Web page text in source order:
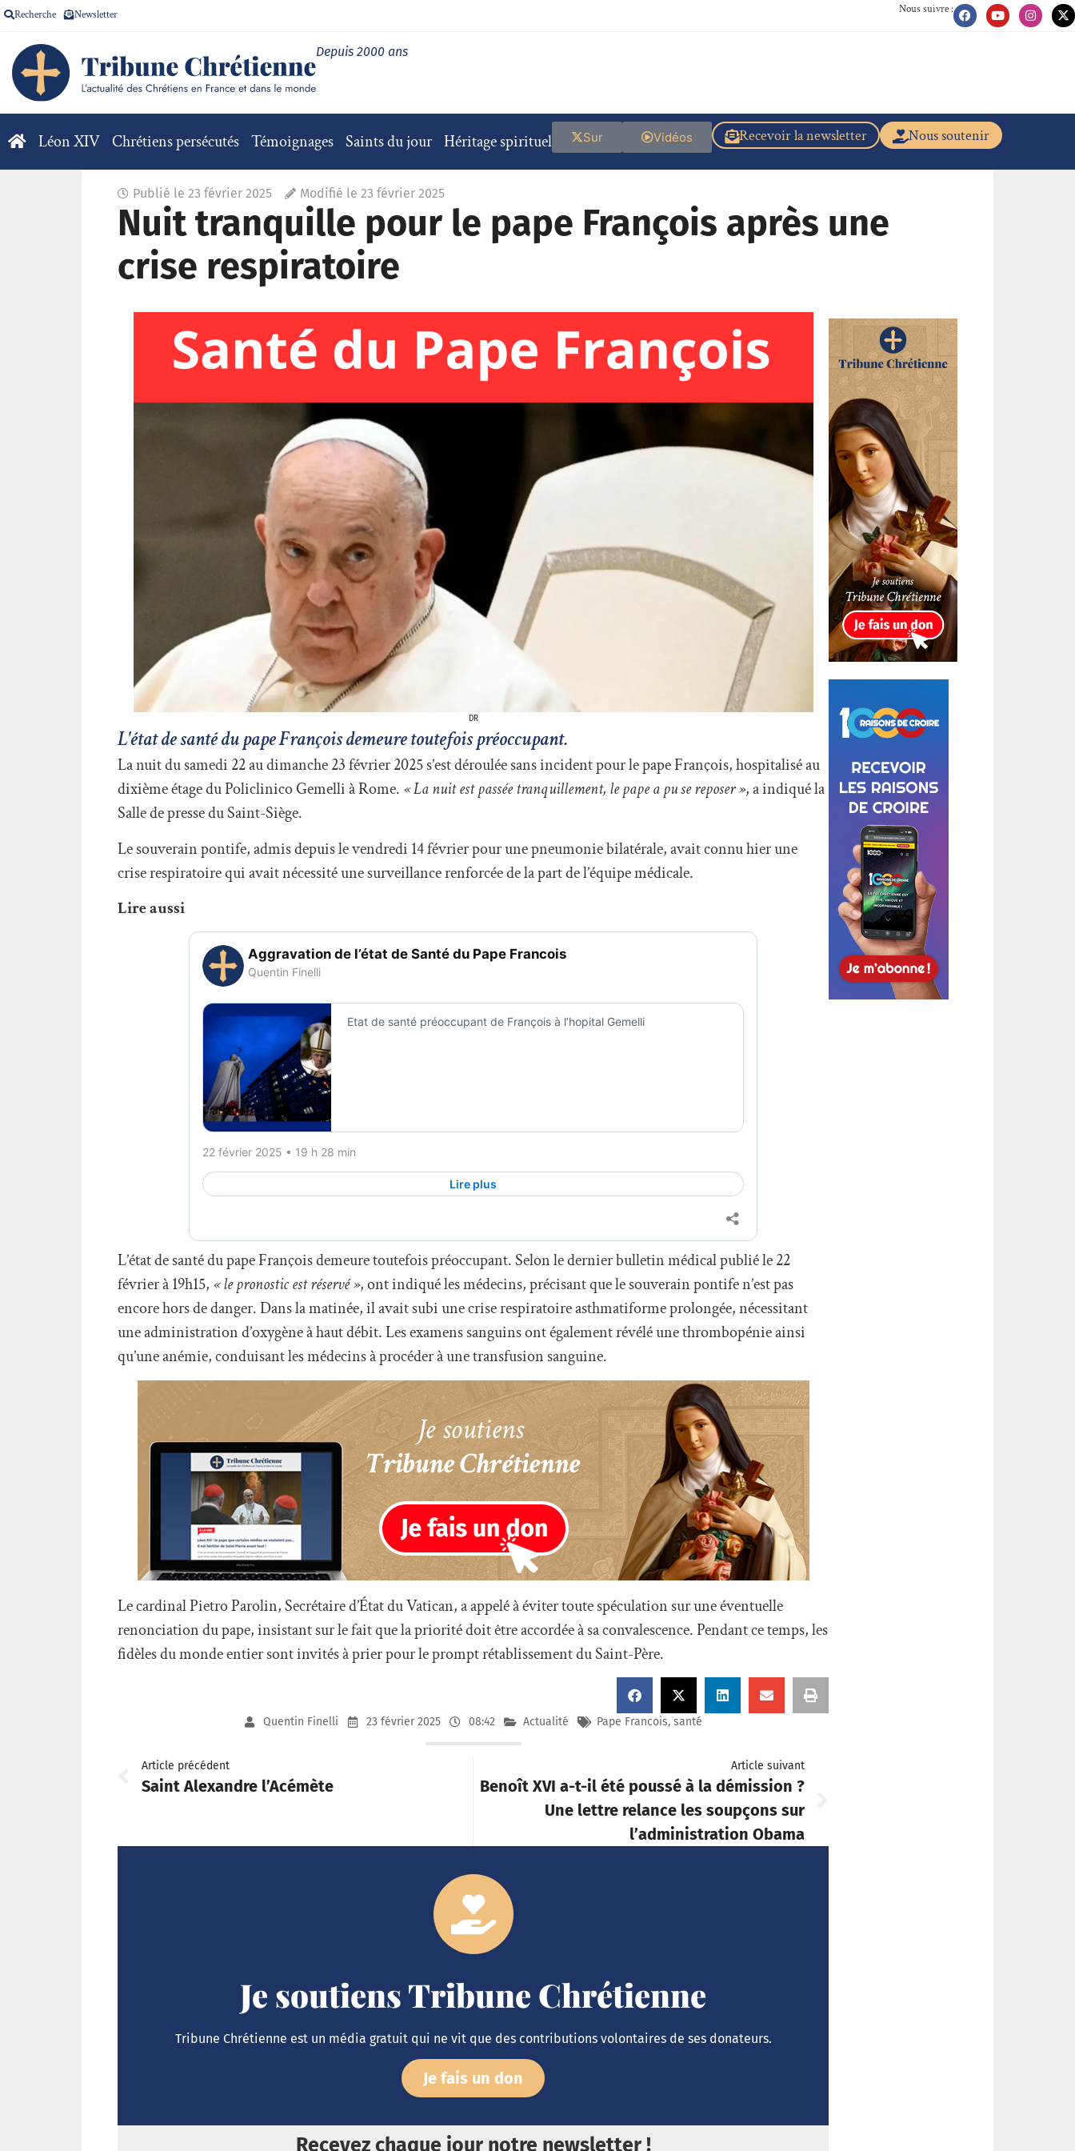
Recherche Newsletter Nous suivre :
Depuis 2000 ans
Léon XIV Chrétiens persécutés Témoignages Saints du jour Héritage spirituel Nous soutenir
Recevoir la newsletter
Vidéos
Sur
Publié le 23 février 2025 Modifié le 23 février 2025
Nuit tranquille pour le pape François après une
crise respiratoire
DR
L'état de santé du pape François demeure toutefois préoccupant.
La nuit du samedi 22 au dimanche 23 février 2025 s’est déroulée sans incident pour le pape François, hospitalisé au
dixième étage du Policlinico Gemelli à Rome. « La nuit est passée tranquillement, le pape a pu se reposer », a indiqué la
Salle de presse du Saint-Siège.
Le souverain pontife, admis depuis le vendredi 14 février pour une pneumonie bilatérale, avait connu hier une
crise respiratoire qui avait nécessité une surveillance renforcée de la part de l’équipe médicale.
Lire aussi
L’état de santé du pape François demeure toutefois préoccupant. Selon le dernier bulletin médical publié le 22
février à 19h15, « le pronostic est réservé », ont indiqué les médecins, précisant que le souverain pontife n’est pas
encore hors de danger. Dans la matinée, il avait subi une crise respiratoire asthmatiforme prolongée, nécessitant
une administration d’oxygène à haut débit. Les examens sanguins ont également révélé une thrombopénie ainsi
qu’une anémie, conduisant les médecins à procéder à une transfusion sanguine.
Le cardinal Pietro Parolin, Secrétaire d’État du Vatican, a appelé à éviter toute spéculation sur une éventuelle
renonciation du pape, insistant sur le fait que la priorité doit être accordée à sa convalescence. Pendant ce temps, les
fidèles du monde entier sont invités à prier pour le prompt rétablissement du Saint-Père.
Quentin Finelli 23 février 2025 08:42 Actualité Pape Francois,santé
Article précédent
Saint Alexandre l’Acémète
Article suivant
Benoît XVI a-t-il été poussé à la démission ?
Une lettre relance les soupçons sur
l’administration Obama
Je soutiens Tribune Chrétienne
Tribune Chrétienne est un média gratuit qui ne vit que des contributions volontaires de ses donateurs.
Je fais un don
Recevez chaque jour notre newsletter !